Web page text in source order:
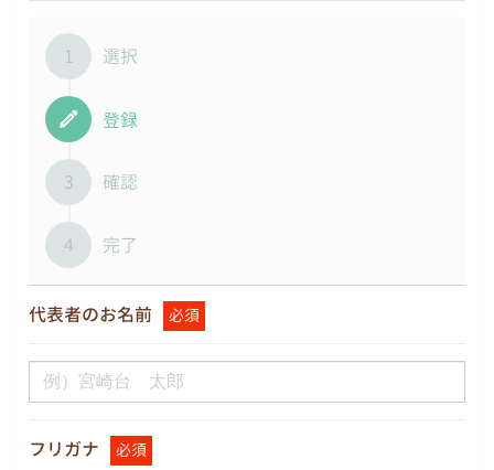
1 選択
登録
3 確認
4 完了
代表者のお名前 必須
フリガナ 必須